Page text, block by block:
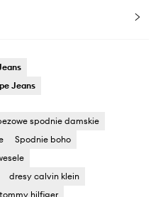
Jeans
spodnie damskie
Spodnie boho
dresy calvin klein
hilfiger